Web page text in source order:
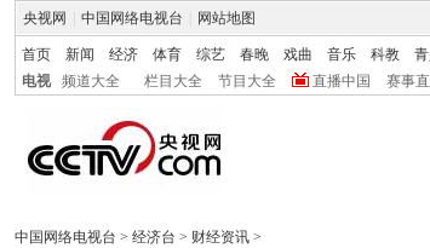
央视网 中国网络电视台 网站地图
首页 新闻 经济 体育 综艺 春晚 戏曲 音乐 科教
电视
频道大全 栏目大全 节目大全 直播中国 赛事
中国网络电视台 > 经济台 > 财经资讯 >